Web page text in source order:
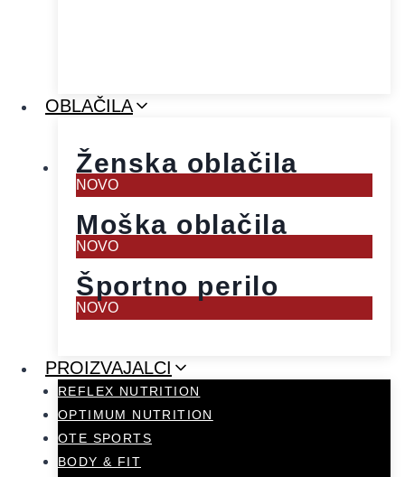
OBLAČILA
Ženska oblačila
NOVO
Moška oblačila
NOVO
Športno perilo
NOVO
PROIZVAJALCI
REFLEX NUTRITION
OPTIMUM NUTRITION
OTE SPORTS
BODY & FIT